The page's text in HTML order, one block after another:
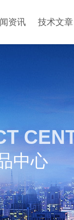
资讯 技术文章
中心